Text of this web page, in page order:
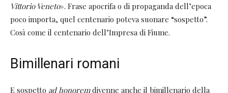
Vittorio Veneto». Frase apocrifa o di propaganda dell’epoca
poco importa, quel centenario poteva suonare “sospetto”.
Così come il centenario dell’Impresa di Fiume.
Bimillenari romani
E sospetto ad honoremdivenne anche il bimillenario della